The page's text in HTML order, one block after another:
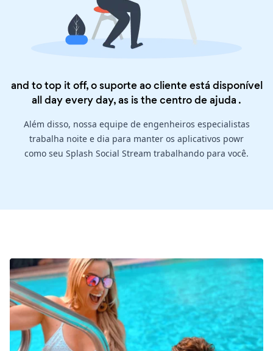
and to top it off, o suporte ao cliente está disponível
all day every day, as is thecentro de ajuda .
Além disso, nossa equipe de engenheiros especialistas
trabalha noite e dia para manter os aplicativos powr
como seu Splash Social Stream trabalhando para você.